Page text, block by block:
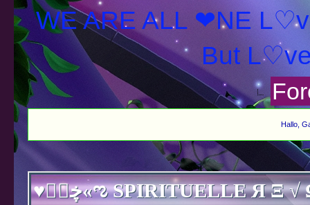
WE ARE ALL ❤NE
Hallo,
♥ڿڰۣ«ಌ SPIRITUELLE Я Ξ √ Ω L U T ↑ ☼ N - Forum - WE ARE